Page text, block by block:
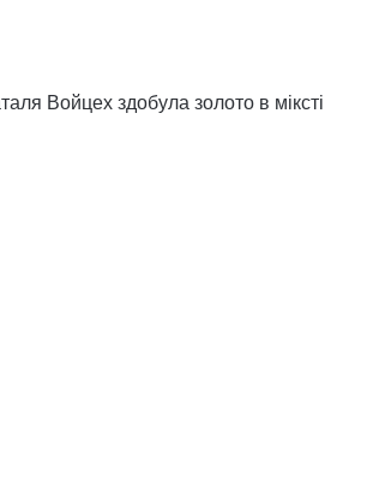
Войцех здобула золото в міксті